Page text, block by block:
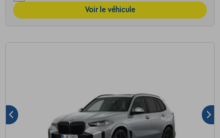
Voir le véhicule